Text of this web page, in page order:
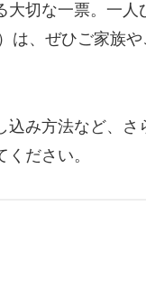
大切な一票。一
は、ぜひご家族
み方法など、さ
ださい。